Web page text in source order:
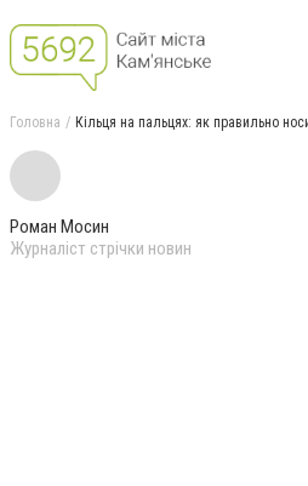
Головна Кільця на пальцях: як правильно
Роман Мосин
Журналіст стрічки новин